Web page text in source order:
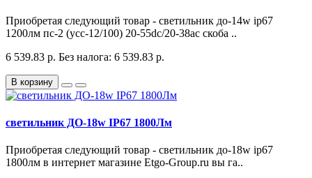
Приобретая следующий товар - светильник до-14w ip67
1200лм пс-2 (усс-12/100) 20-55dc/20-38ac скоба ..
6 539.83 р. Без налога: 6 539.83 р.
В корзину
светильник ДО-18w IP67 1800Лм
Приобретая следующий товар - светильник до-18w ip67
1800лм в интернет магазине Etgo-Group.ru вы га..